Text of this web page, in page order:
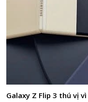
Galaxy Z Flip 3 thú vị